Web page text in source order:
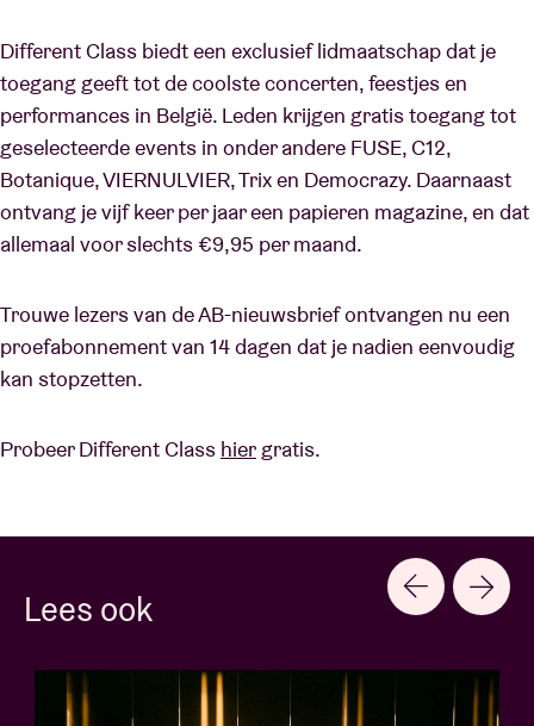
Different Class biedt een exclusief lidmaatschap dat je
toegang geeft tot de coolste concerten, feestjes en
performances in België. Leden krijgen gratis toegang tot
geselecteerde events in onder andere FUSE, C12,
Botanique, VIERNULVIER, Trix en Democrazy. Daarnaast
ontvang je vijf keer per jaar een papieren magazine, en dat
allemaal voor slechts €9,95 per maand.
Trouwe lezers van de AB-nieuwsbrief ontvangen nu een
proefabonnement van 14 dagen dat je nadien eenvoudig
kan stopzetten.
Probeer Different Class hier gratis.
Lees ook